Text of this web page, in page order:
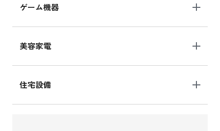
ゲーム機器
美容家電
住宅設備